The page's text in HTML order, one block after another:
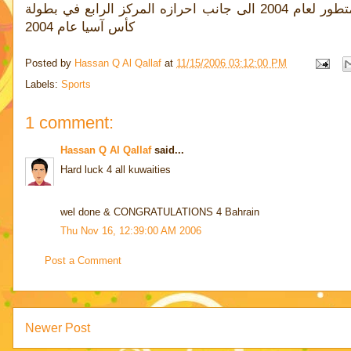
الانجازات التي حققها منتخب البحرين فهي حصوله على جائزة أكثر فريق متطور لعام 2004 الى جانب احرازه المركز الرابع في بطولة
كأس آسيا عام 2004
Posted by Hassan Q Al Qallaf at 11/15/2006 03:12:00 PM
Labels: Sports
1 comment:
Hassan Q Al Qallafsaid...
Hard luck 4 all kuwaities
wel done & CONGRATULATIONS 4 Bahrain
Thu Nov 16, 12:39:00 AM 2006
Post a Comment
Newer Post